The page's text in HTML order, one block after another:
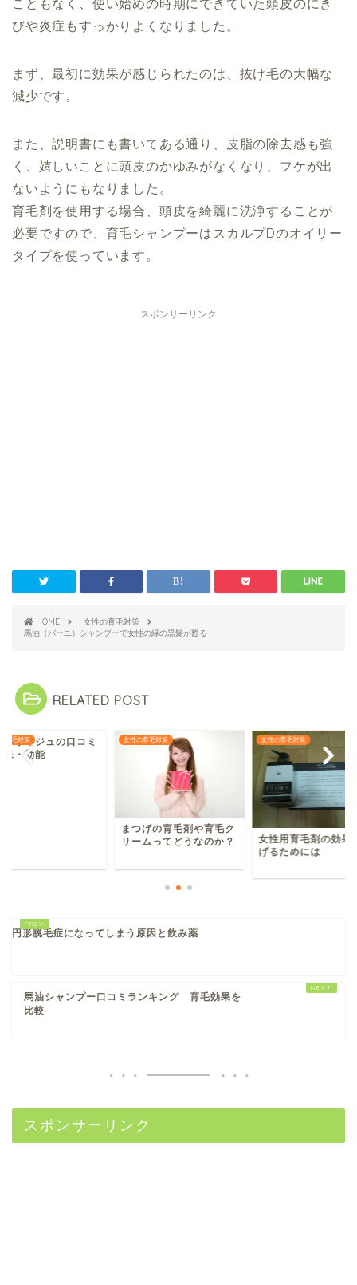
こともなく、使い始めの時期にできていた頭皮のにき
びや炎症もすっかりよくなりました。
まず、最初に効果が感じられたのは、抜け毛の大幅な
減少です。
また、説明書にも書いてある通り、皮脂の除去感も強
く、嬉しいことに頭皮のかゆみがなくなり、フケが出
ないようにもなりました。
育毛剤を使用する場合、頭皮を綺麗に洗浄することが
必要ですので、育毛シャンプーはスカルプDのオイリー
タイプを使っています。
スポンサーリンク
HOME
女性の育毛対策
馬油（バーユ）シャンプーで女性の緑の黒髪が甦る
RELATED POST
育毛対策
リリィジュの口コミ
果・効能
女性の育毛対策
まつげの育毛剤や育毛ク
リームってどうなのか？
女性の育毛対策
女性用育毛剤の効果
げるためには
円形脱毛症になってしまう原因と飲み薬
馬油シャンプー口コミランキング 育毛効果を
比較
スポンサーリンク